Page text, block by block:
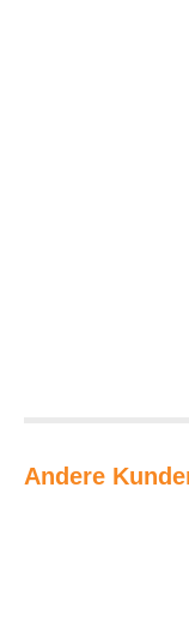
Andere